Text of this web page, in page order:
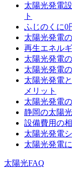
太陽光発電
ト
ふじのくに0
太陽光発電
再生エネル
太陽光発電
太陽光発電
太陽光発電
メリット
太陽光発電
静岡の太陽
設備費用の
太陽光発電
太陽光発電
太陽光FAQ